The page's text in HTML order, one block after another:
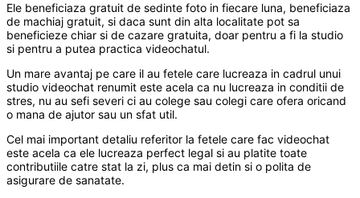
Ele beneficiaza gratuit de sedinte foto in fiecare luna, beneficiaza
de machiaj gratuit, si daca sunt din alta localitate pot sa
beneficieze chiar si de cazare gratuita, doar pentru a fi la studio
si pentru a putea practica videochatul.
Un mare avantaj pe care il au fetele care lucreaza in cadrul unui
studio videochat renumit este acela ca nu lucreaza in conditii de
stres, nu au sefi severi ci au colege sau colegi care ofera oricand
o mana de ajutor sau un sfat util.
Cel mai important detaliu referitor la fetele care fac videochat
este acela ca ele lucreaza perfect legal si au platite toate
contributiile catre stat la zi, plus ca mai detin si o polita de
asigurare de sanatate.